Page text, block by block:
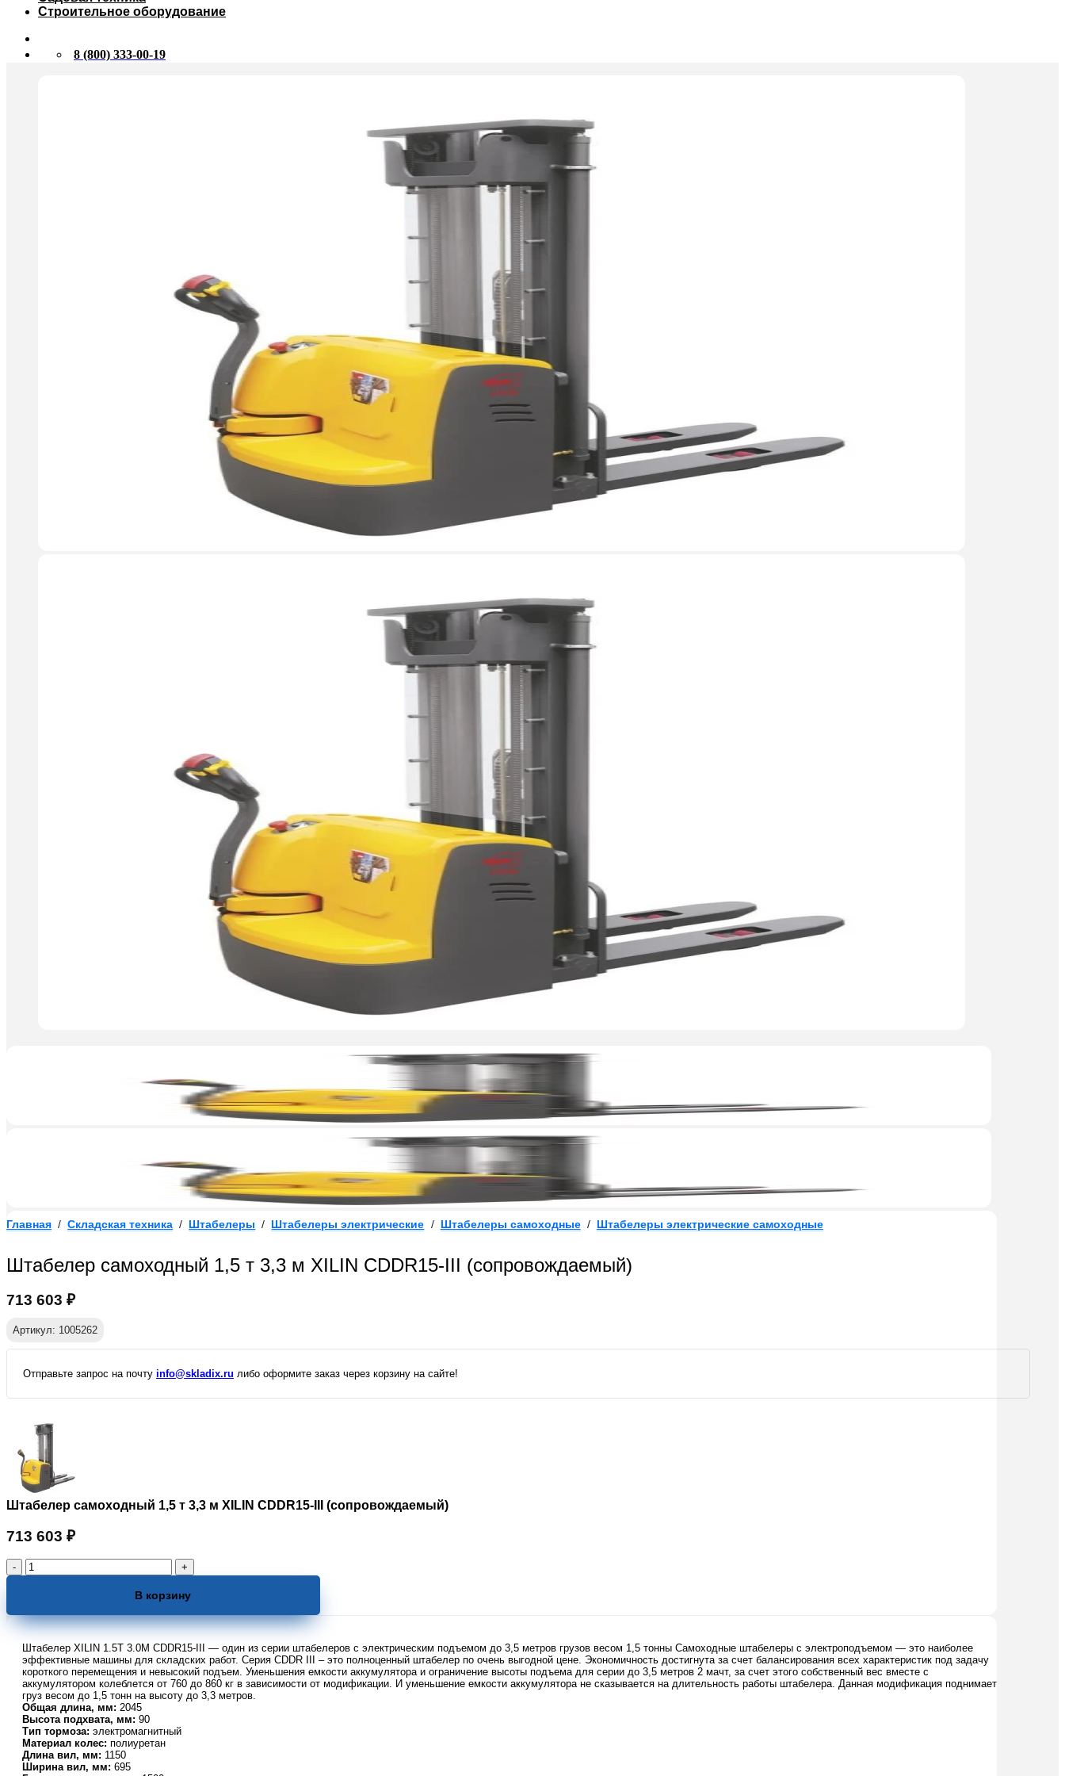
Строительное оборудование
8 (800) 333-00-19
Главная / Складская техника / Штабелеры / Штабелеры электрические / Штабелеры самоходные / Штабелеры электрические самоходные
Штабелер самоходный 1,5 т 3,3 м XILIN CDDR15-III (сопровождаемый)
713 603 ₽
Артикул: 1005262
Отправьте запрос на почту info@skladix.ru либо оформите заказ через корзину на сайте!
Штабелер самоходный 1,5 т 3,3 м XILIN CDDR15-III (сопровождаемый)
713 603 ₽
Количество
товара
1,5
3,3
м
XILIN
CDDR15-
III
(сопровождаемый)
В корзину
Штабелер XILIN 1.5Т 3.0М CDDR15-III — один из серии штабелеров с электрическим подъемом до 3,5 метров грузов весом 1,5 тонны Самоходные штабелеры с электроподъемом — это наиболее
эффективные машины для складских работ. Серия CDDR III – это полноценный штабелер по очень выгодной цене. Экономичность достигнута за счет балансирования всех характеристик под задачу
короткого перемещения и невысокий подъем. Уменьшения емкости аккумулятора и ограничение высоты подъема для серии до 3,5 метров 2 мачт, за счет этого собственный вес вместе с
аккумулятором колеблется от 760 до 860 кг в зависимости от модификации. И уменьшение емкости аккумулятора не сказывается на длительность работы штабелера. Данная модификация поднимает
груз весом до 1,5 тонн на высоту до 3,3 метров.
Общая длина, мм: 2045
Высота подхвата, мм: 90
Тип тормоза: электромагнитный
Материал колес: полиуретан
Длина вил, мм: 1150
Ширина вил, мм: 695